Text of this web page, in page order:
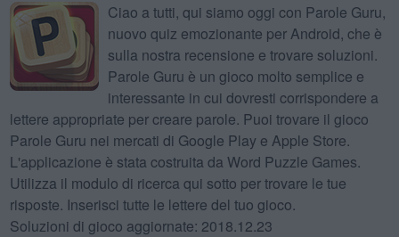
Ciao a tutti, qui siamo oggi con Parole Guru,
nuovo quiz emozionante per Android, che è
sulla nostra recensione e trovare soluzioni.
Parole Guru è un gioco molto semplice e
interessante in cui dovresti corrispondere a
lettere appropriate per creare parole. Puoi trovare il gioco
Parole Guru nei mercati di Google Play e Apple Store.
L'applicazione è stata costruita da Word Puzzle Games.
Utilizza il modulo di ricerca qui sotto per trovare le tue
risposte. Inserisci tutte le lettere del tuo gioco.
Soluzioni di gioco aggiornate: 2018.12.23